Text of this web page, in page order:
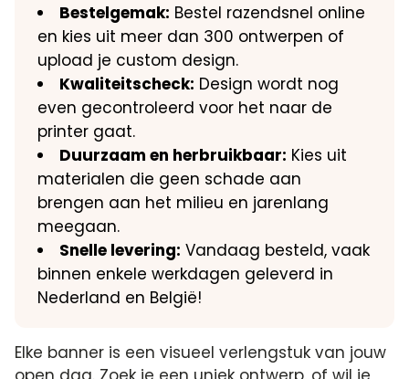
Bestelgemak: Bestel razendsnel online
en kies uit meer dan 300 ontwerpen of
upload je custom design.
Kwaliteitscheck: Design wordt nog
even gecontroleerd voor het naar de
printer gaat.
Duurzaam en herbruikbaar: Kies uit
materialen die geen schade aan
brengen aan het milieu en jarenlang
meegaan.
Snelle levering: Vandaag besteld, vaak
binnen enkele werkdagen geleverd in
Nederland en België!
Elke banner is een visueel verlengstuk van jouw